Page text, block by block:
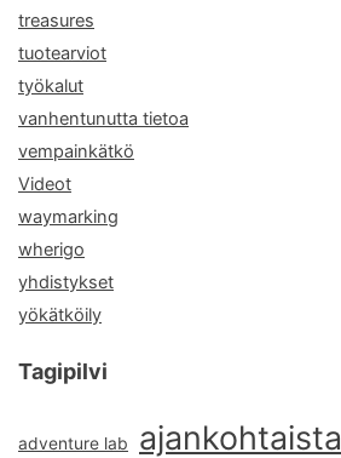
treasures
tuotearviot
työkalut
vanhentunutta tietoa
vempainkätkö
Videot
waymarking
wherigo
yhdistykset
yökätköily
Tagipilvi
adventure lab ajankohtaista